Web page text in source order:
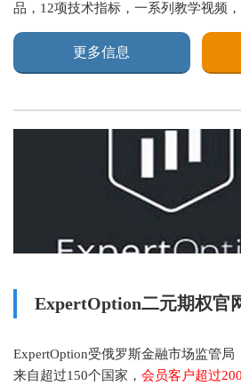
品，12项技术指标，一系列教学视频，
更多信息
ExpertOption二元期权官
ExpertOption受俄罗斯金融市场监管局
来自超过150个国家， 会员客户超过